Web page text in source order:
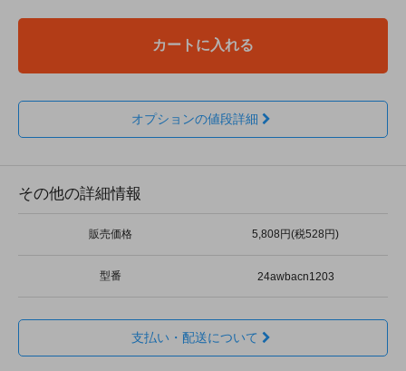
カートに入れる
オプションの値段詳細
その他の詳細情報
販売価格 5,808円(税528円)
型番 24awbacn1203
支払い・配送について